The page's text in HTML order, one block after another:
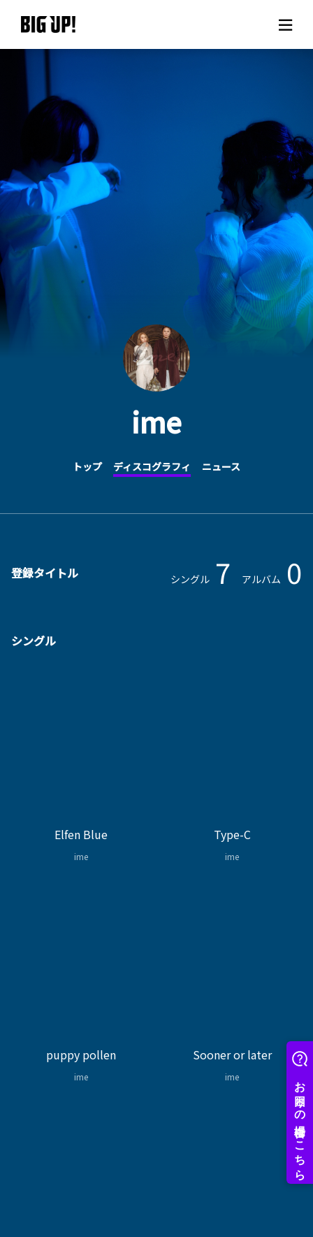
よくある質問
ime
トップ ディスコグラフィ ニュース
登録タイトル シングル 7 アルバム 0
シングル
Elfen Blue
ime
Type-C
ime
puppy pollen
ime
Sooner or later
ime